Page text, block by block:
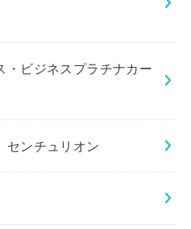
・ビジネスプラチナカー
ンチュリオン